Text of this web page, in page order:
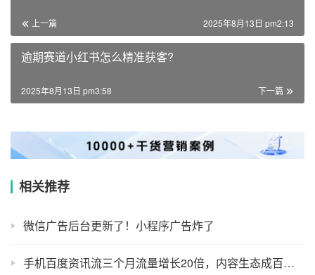
上一篇 2025年8月13日 pm2:13
逾期赛道小红书怎么精准获客?
下一篇
2025年8月13日 pm3:58
相关推荐
微信广告后台更新了！小程序广告炸了
手机百度资讯流三个月流量增长20倍，内容生态成百度新驱动？